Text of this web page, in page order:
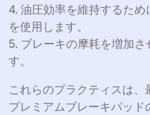
4. 油圧効率を維持するた
を使用します。
5. ブレーキの摩耗を増加
す。
これらのプラクティスは、
プレミアムブレーキパッド